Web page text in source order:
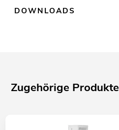
DOWNLOADS
Zugehörige Produkte